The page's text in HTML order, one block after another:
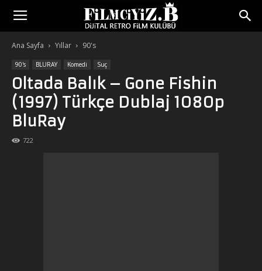
Ana Sayfa Yıllar 90's
90's BLURAY Komedi Suç
Oltada Balık – Gone Fishin
(1997) Türkçe Dublaj 1080p
BluRay
722